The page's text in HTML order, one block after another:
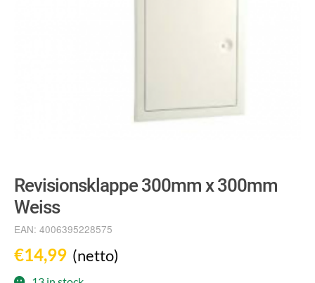
Revisionsklappe 300mm x 300mm
Weiss
EAN: 4006395228575
€14,99 (netto)